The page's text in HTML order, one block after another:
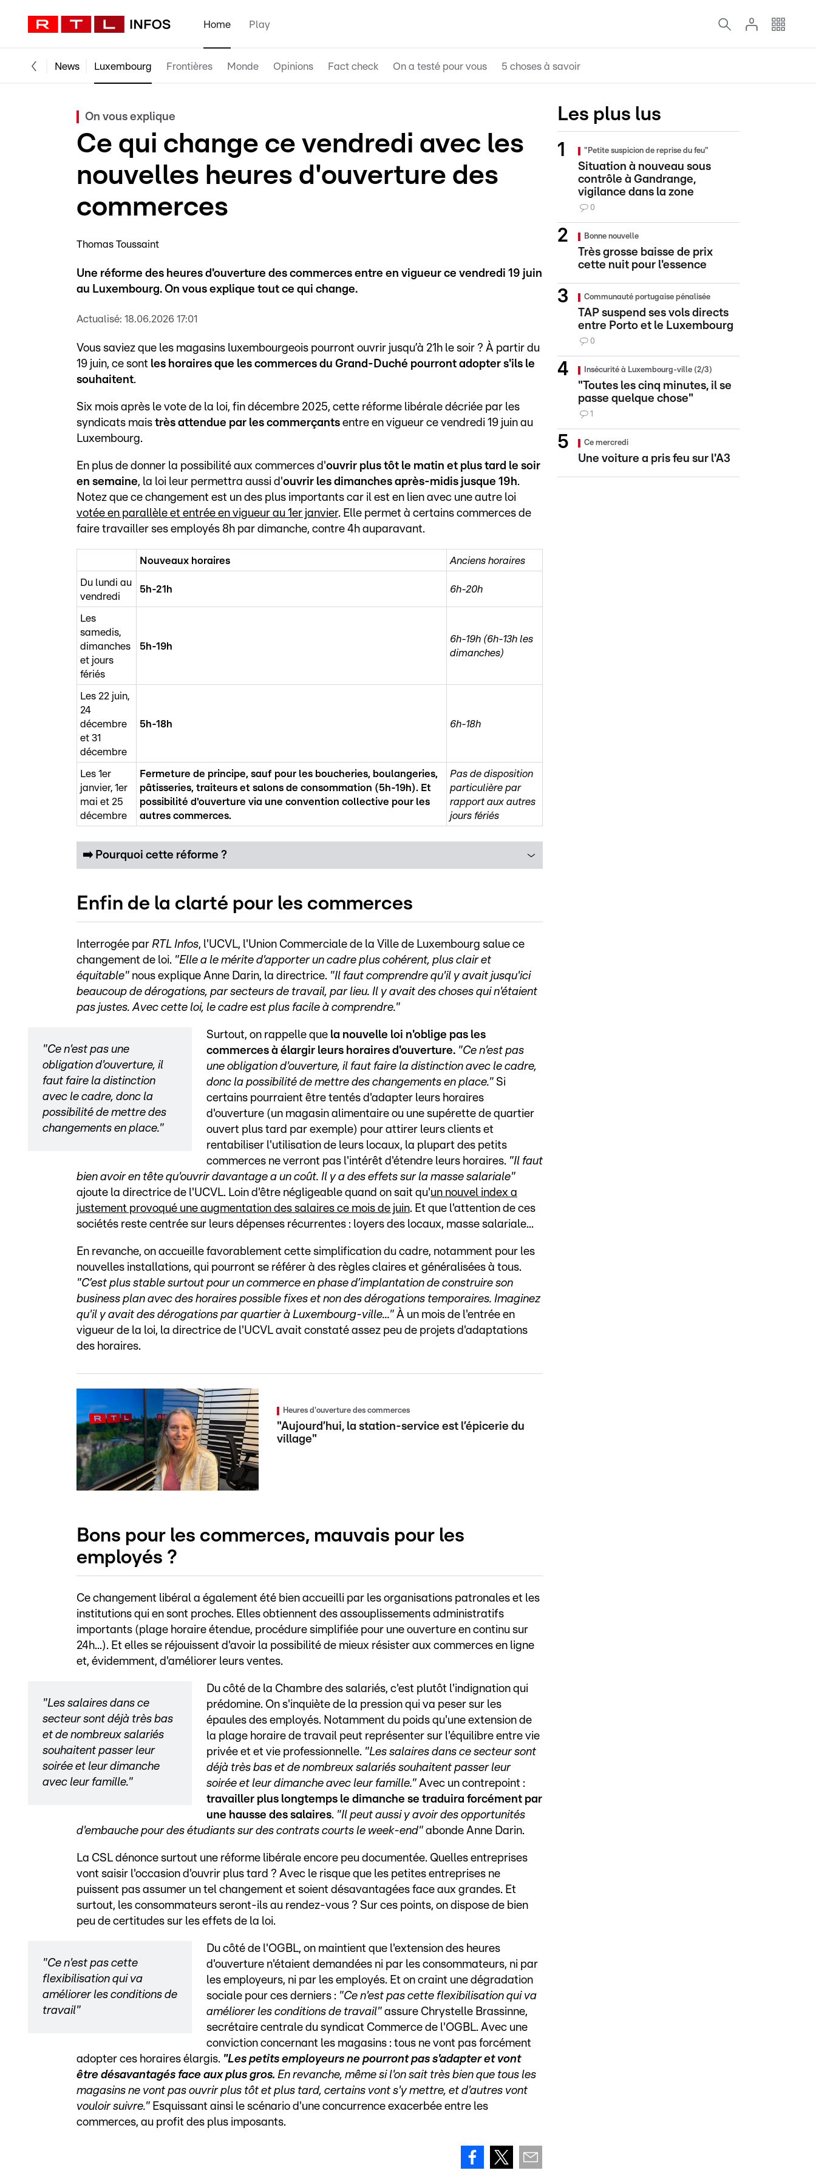
Home Play
News Luxembourg Frontières Monde Opinions Fact check On a testé pour vous 5 choses à savoir
On vous explique
Ce qui change ce vendredi avec les
nouvelles heures d'ouverture des
commerces
Thomas Toussaint
Une réforme des heures d'ouverture des commerces entre en vigueur ce vendredi 19 juin
au Luxembourg. On vous explique tout ce qui change.
Actualisé: 18.06.2026 17:01
Vous saviez que les magasins luxembourgeois pourront ouvrir jusqu’à 21h le soir ? À partir du
19 juin, ce sont les horaires que les commerces du Grand-Duché pourront adopter s'ils le
souhaitent.
Six mois après le vote de la loi, fin décembre 2025, cette réforme libérale décriée par les
syndicats mais très attendue par les commerçants entre en vigueur ce vendredi 19 juin au
Luxembourg.
En plus de donner la possibilité aux commerces d'ouvrir plus tôt le matin et plus tard le soir
en semaine, la loi leur permettra aussi d'ouvrir les dimanches après-midis jusque 19h.
Notez que ce changement est un des plus importants car il est en lien avec une autre loi
votée en parallèle et entrée en vigueur au 1er janvier. Elle permet à certains commerces de
faire travailler ses employés 8h par dimanche, contre 4h auparavant.
Nouveaux horaires Anciens horaires
Du lundi au
vendredi
5h-21h 6h-20h
Les
samedis,
dimanches
et jours
fériés
5h-19h
6h-19h (6h-13h les
dimanches)
Les 22 juin,
24
décembre
et 31
décembre
5h-18h 6h-18h
Les 1er
janvier, 1er
mai et 25
décembre
Fermeture de principe, sauf pour les boucheries, boulangeries,
pâtisseries, traiteurs et salons de consommation (5h-19h). Et
possibilité d'ouverture via une convention collective pour les
autres commerces.
Pas de disposition
particulière par
rapport aux autres
jours fériés
➡️ Pourquoi cette réforme ?
Enfin de la clarté pour les commerces
Interrogée par RTL Infos, l'UCVL, l'Union Commerciale de la Ville de Luxembourg salue ce
changement de loi. "Elle a le mérite d'apporter un cadre plus cohérent, plus clair et
équitable" nous explique Anne Darin, la directrice. "Il faut comprendre qu'il y avait jusqu'ici
beaucoup de dérogations, par secteurs de travail, par lieu. Il y avait des choses qui n'étaient
pas justes. Avec cette loi, le cadre est plus facile à comprendre."
"Ce n'est pas une
obligation d'ouverture, il
faut faire la distinction
avec le cadre, donc la
possibilité de mettre des
changements en place."
Surtout, on rappelle que la nouvelle loi n'oblige pas les
commerces à élargir leurs horaires d'ouverture. "Ce n'est pas
une obligation d'ouverture, il faut faire la distinction avec le cadre,
donc la possibilité de mettre des changements en place." Si
certains pourraient être tentés d'adapter leurs horaires
d'ouverture (un magasin alimentaire ou une supérette de quartier
ouvert plus tard par exemple) pour attirer leurs clients et
rentabiliser l'utilisation de leurs locaux, la plupart des petits
commerces ne verront pas l'intérêt d'étendre leurs horaires. "Il faut
bien avoir en tête qu'ouvrir davantage a un coût. Il y a des effets sur la masse salariale"
ajoute la directrice de l'UCVL. Loin d'être négligeable quand on sait qu'un nouvel index a
justement provoqué une augmentation des salaires ce mois de juin. Et que l'attention de ces
sociétés reste centrée sur leurs dépenses récurrentes : loyers des locaux, masse salariale...
En revanche, on accueille favorablement cette simplification du cadre, notamment pour les
nouvelles installations, qui pourront se référer à des règles claires et généralisées à tous.
"C’est plus stable surtout pour un commerce en phase d’implantation de construire son
business plan avec des horaires possible fixes et non des dérogations temporaires. Imaginez
qu'il y avait des dérogations par quartier à Luxembourg-ville..." À un mois de l'entrée en
vigueur de la loi, la directrice de l'UCVL avait constaté assez peu de projets d'adaptations
des horaires.
Heures d'ouverture des commerces
"Aujourd’hui, la station-service est l’épicerie du
village"
Bons pour les commerces, mauvais pour les
employés ?
Ce changement libéral a également été bien accueilli par les organisations patronales et les
institutions qui en sont proches. Elles obtiennent des assouplissements administratifs
importants (plage horaire étendue, procédure simplifiée pour une ouverture en continu sur
24h...). Et elles se réjouissent d'avoir la possibilité de mieux résister aux commerces en ligne
et, évidemment, d'améliorer leurs ventes.
"Les salaires dans ce
secteur sont déjà très bas
et de nombreux salariés
souhaitent passer leur
soirée et leur dimanche
avec leur famille."
Du côté de la Chambre des salariés, c'est plutôt l'indignation qui
prédomine. On s'inquiète de la pression qui va peser sur les
épaules des employés. Notamment du poids qu'une extension de
la plage horaire de travail peut représenter sur l'équilibre entre vie
privée et et vie professionnelle. "Les salaires dans ce secteur sont
déjà très bas et de nombreux salariés souhaitent passer leur
soirée et leur dimanche avec leur famille." Avec un contrepoint :
travailler plus longtemps le dimanche se traduira forcément par
une hausse des salaires. "Il peut aussi y avoir des opportunités
d'embauche pour des étudiants sur des contrats courts le week-end" abonde Anne Darin.
La CSL dénonce surtout une réforme libérale encore peu documentée. Quelles entreprises
vont saisir l'occasion d'ouvrir plus tard ? Avec le risque que les petites entreprises ne
puissent pas assumer un tel changement et soient désavantagées face aux grandes. Et
surtout, les consommateurs seront-ils au rendez-vous ? Sur ces points, on dispose de bien
peu de certitudes sur les effets de la loi.
"Ce n'est pas cette
flexibilisation qui va
améliorer les conditions de
travail"
Du côté de l'OGBL, on maintient que l'extension des heures
d'ouverture n'étaient demandées ni par les consommateurs, ni par
les employeurs, ni par les employés. Et on craint une dégradation
sociale pour ces derniers : "Ce n'est pas cette flexibilisation qui va
améliorer les conditions de travail" assure Chrystelle Brassinne,
secrétaire centrale du syndicat Commerce de l'OGBL. Avec une
conviction concernant les magasins : tous ne vont pas forcément
adopter ces horaires élargis. "Les petits employeurs ne pourront pas s'adapter et vont
être désavantagés face aux plus gros. En revanche, même si l'on sait très bien que tous les
magasins ne vont pas ouvrir plus tôt et plus tard, certains vont s'y mettre, et d'autres vont
vouloir suivre." Esquissant ainsi le scénario d'une concurrence exacerbée entre les
commerces, au profit des plus imposants.
Les plus lus
"Petite suspicion de reprise du feu"
Situation à nouveau sous
contrôle à Gandrange,
vigilance dans la zone
0
Bonne nouvelle
Très grosse baisse de prix
cette nuit pour l'essence
Communauté portugaise pénalisée
TAP suspend ses vols directs
entre Porto et le Luxembourg
0
Insécurité à Luxembourg-ville (2/3)
"Toutes les cinq minutes, il se
passe quelque chose"
1
Ce mercredi
Une voiture a pris feu sur l'A3